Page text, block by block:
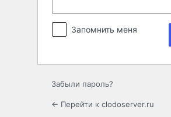
Запомнить меня
Забыли пароль?
← Перейти к clodoserver.ru